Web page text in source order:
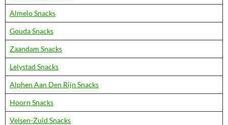
Almelo Snacks
Gouda Snacks
Zaandam Snacks
Lelystad Snacks
Alphen Aan Den Rijn Snacks
Hoorn Snacks
Velsen-Zuid Snacks